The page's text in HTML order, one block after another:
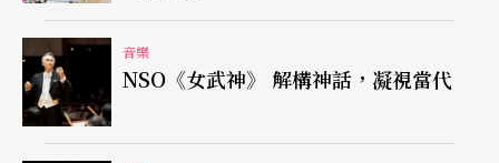
說，身兼二職的指揮家們，為了指揮方便，通常將
會鋼琴放在舞台中央，但瓦薩里認為這樣琴聲容易
被掩蓋，因此將鋼琴放在平常獨奏家演奏協奏曲的
位置，所以指揮動作較大。接下來是台灣作曲家劉
音樂
NSO《女武神》 解構神話，凝視當代